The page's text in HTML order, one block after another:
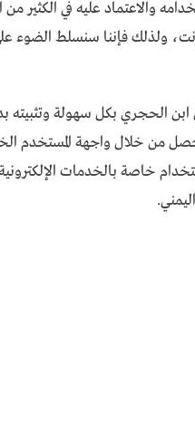
والاعتماد عليه في الكثير من
ولذلك فإننا سنسلط الضوء
الحجري بكل سهولة وتثبيته
من خلال واجهة المستخدم
خاصة بالخدمات